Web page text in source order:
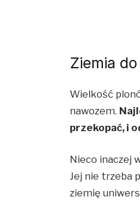
Ziemia
Wielkość
nawozem.
przekopać, i
Nieco inaczej
Jej nie trzeba
ziemię